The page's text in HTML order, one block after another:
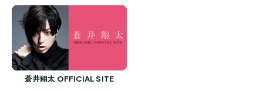
蒼井翔太 OFFICIAL SITE